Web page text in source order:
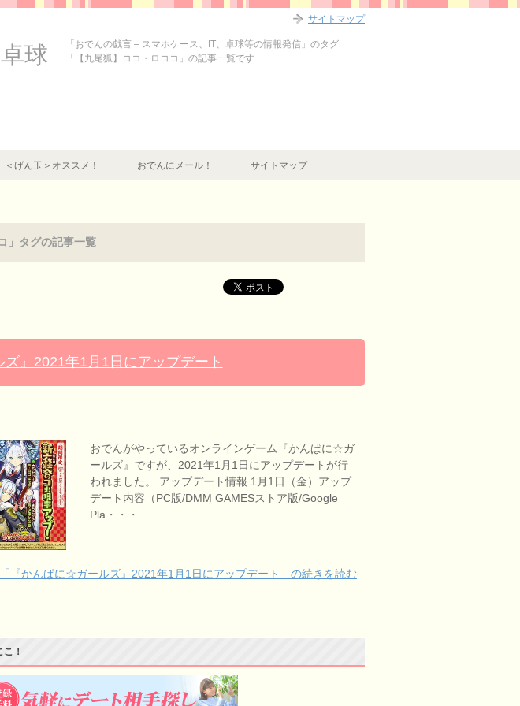
球
「おでんの戯言 – スマホケース、IT、卓球等の情報発信」のタグ
「【九尾狐】ココ・ロココ」の記事一覧です
＜げん玉＞オススメ！ おでんにメール！ サイトマップ
」タグの記事一覧
』2021年1月1日にアップデート
おでんがやっているオンラインゲーム『かんぱに☆ガ
ールズ』ですが、2021年1月1日にアップデートが行
われました。 アップデート情報 1月1日（金）アップ
デート内容（PC版/DMM GAMESストア版/Google
Pla・・・
「『かんぱに☆ガールズ』2021年1月1日にアップデート」の続きを読む
！
サイトマップ